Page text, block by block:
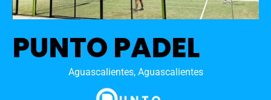
PUNTO PADEL
Aguascalientes, Aguascalientes